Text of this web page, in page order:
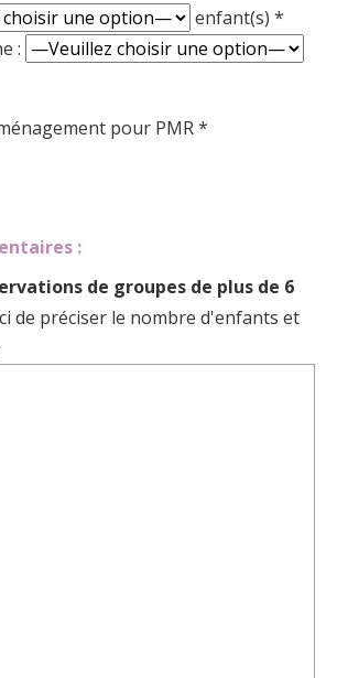
enfant(s) *
:
pour PMR *
:
de groupes de plus de 6
de préciser le nombre d'enfants et